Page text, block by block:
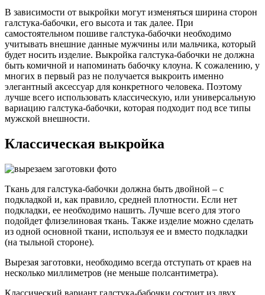
В зависимости от выкройки могут изменяться ширина сторон
галстука-бабочки, его высота и так далее. При
самостоятельном пошиве галстука-бабочки необходимо
учитывать внешние данные мужчины или мальчика, который
будет носить изделие. Выкройка галстука-бабочки не должна
быть комичной и напоминать бабочку клоуна. К сожалению, у
многих в первый раз не получается выкроить именно
элегантный аксессуар для конкретного человека. Поэтому
лучше всего использовать классическую, или универсальную
вариацию галстука-бабочки, которая подходит под все типы
мужской внешности.
Классическая выкройка
Ткань для галстука-бабочки должна быть двойной – с
подкладкой и, как правило, средней плотности. Если нет
подкладки, ее необходимо нашить. Лучше всего для этого
подойдет флизелиновая ткань. Также изделие можно сделать
из одной основной ткани, используя ее и вместо подкладки
(на тыльной стороне).
Вырезая заготовки, необходимо всегда отступать от краев на
несколько миллиметров (не меньше полсантиметра).
Классический вариант галстука-бабочки состоит из двух